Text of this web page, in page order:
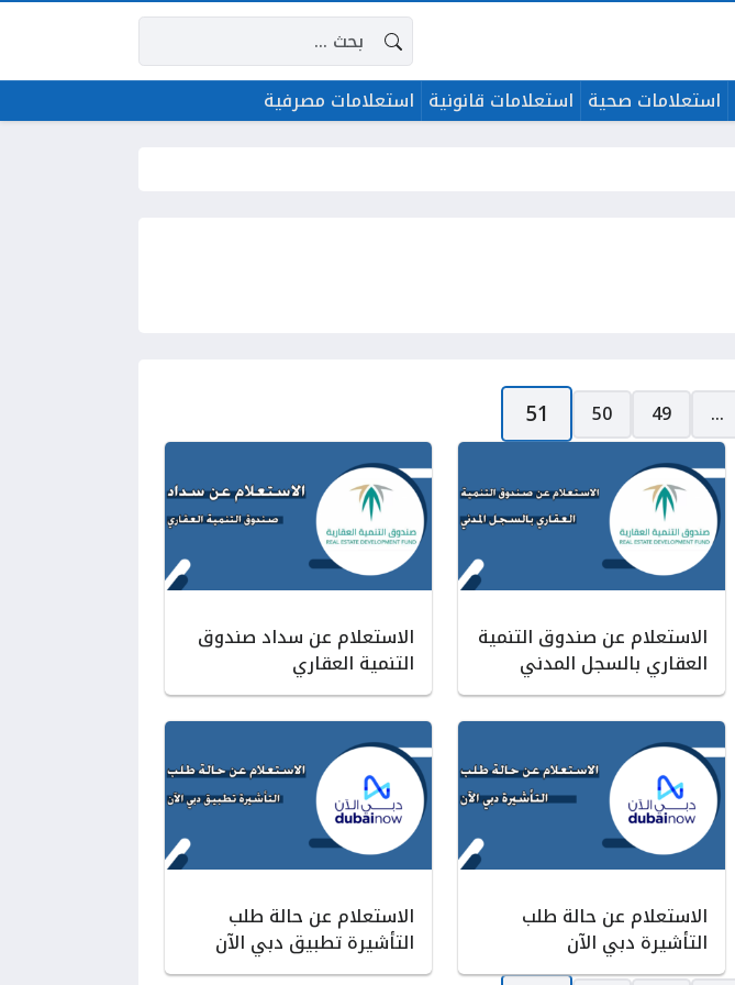
البحث عن:
استعلامات صحية استعلامات قانونية استعلامات مصرفية
…
49
50
51
الاستعلام عن صندوق التنمية
العقاري بالسجل المدني
الاستعلام عن سداد صندوق
التنمية العقاري
الاستعلام عن حالة طلب
التأشيرة دبي الآن
الاستعلام عن حالة طلب
التأشيرة تطبيق دبي الآن